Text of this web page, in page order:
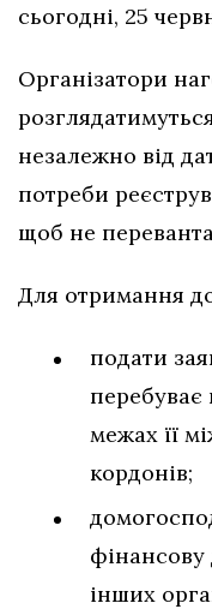
сьогодні, 25
Організатори
незалежно від
потреби
щоб не
Для отримання
подати
перебуває
межах її
кордонів;
фінансову
інших